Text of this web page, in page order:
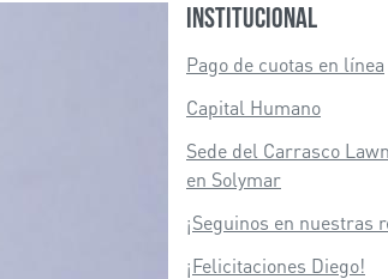
Institucional
Pago de cuotas en línea
Capital Humano
Sede del Carrasco
en Solymar
¡Seguinos en nuestras
¡Felicitaciones Diego!